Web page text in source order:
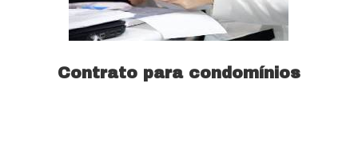
Contrato para condomínios